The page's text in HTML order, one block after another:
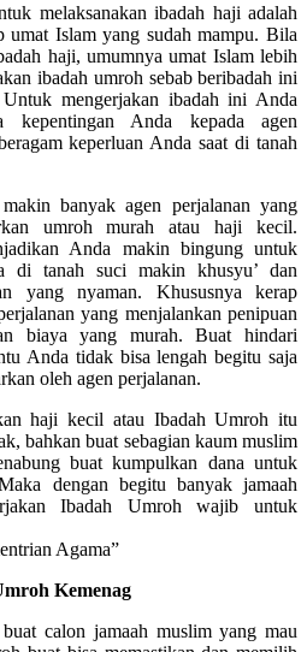
melaksanakan ibadah haji adalah
Islam yang sudah mampu. Bila
haji, umumnya umat Islam lebih
ibadah umroh sebab beribadah ini
mengerjakan ibadah ini Anda
kepentingan Anda kepada agen
keperluan Anda saat di tanah
banyak agen perjalanan yang
umroh murah atau haji kecil.
Anda makin bingung untuk
di tanah suci makin khusyu’ dan
yang nyaman. Khususnya kerap
yang menjalankan penipuan
biaya yang murah. Buat hindari
Anda tidak bisa lengah begitu saja
oleh agen perjalanan.
haji kecil atau Ibadah Umroh itu
bahkan buat sebagian kaum muslim
buat kumpulkan dana untuk
dengan begitu banyak jamaah
Ibadah Umroh wajib untuk
Agama”
Kemenag
calon jamaah muslim yang mau